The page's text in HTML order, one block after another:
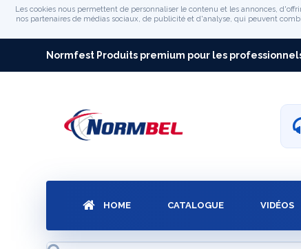
Les cookies nous permettent de personnaliser le contenu et les annonces,
nos partenaires de médias sociaux, de publicité et d'analyse, qui peuvent
Normfest Produits premium pour les
HOME CATALOGUE VIDÉOS